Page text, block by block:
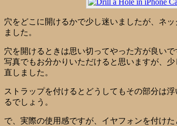
穴をどこに開けるかで少し迷いましたが、ネ
ました。
穴を開けるときは思い切ってやった方が良い
写真でもお分かりいただけると思いますが、
直しました。
ストラップを付けるとどうしてもその部分は
るでしょう。
で、実際の使用感ですが、イヤフォンを付け